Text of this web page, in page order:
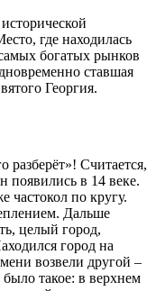
где находилась
богатых рынков
ставшая
Георгия.
разберёт»! Считается,
появились в 14 веке.
частокол по кругу.
Дальше
целый город,
город на
возвели другой –
такое: в верхнем